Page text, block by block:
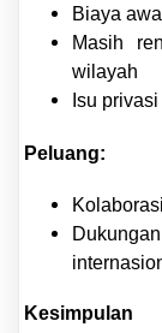
Biaya
Masih
wilayah
Isu
Peluang:
Kesimpulan